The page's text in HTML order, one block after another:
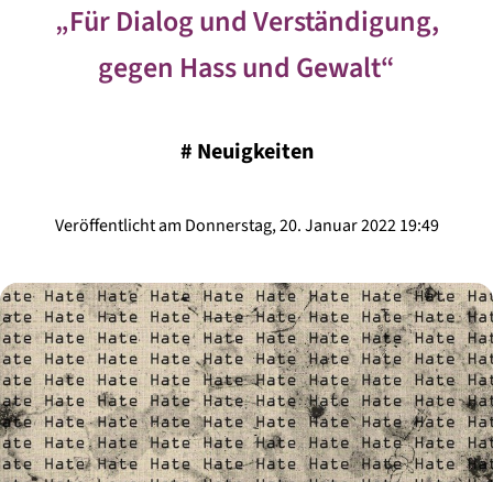
„Für Dialog und Verständigung,
gegen Hass und Gewalt“​
# Neuigkeiten
Veröffentlicht am Donnerstag, 20. Januar 2022 19:49